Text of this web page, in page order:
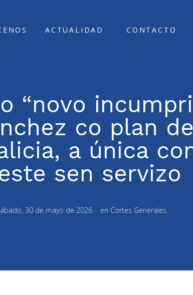
ACTUALIDAD CONTACTO
“novo
co plan
a única
sen servizo
30 de mayo de 2026 en Cortes Generales